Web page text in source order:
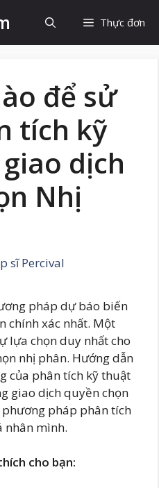
Thực đơn
để sử
tích kỹ
dịch
Nhị
sĩ Percival
pháp dự báo biến
chính xác nhất. Một
lựa chọn duy nhất cho
nhị phân. Hướng dẫn
của phân tích kỹ thuật
giao dịch quyền chọn
pháp phân tích
nhân mình.
cho bạn: